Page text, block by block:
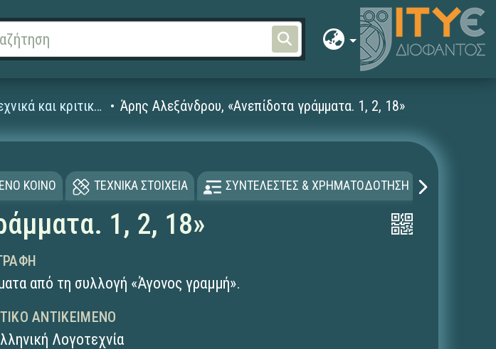
Λογοτεχνικά και κριτικά κείμενα Άρης Αλεξάνδρου, «Ανεπίδοτα γράμματα. 1, 2, 18»
ΚΟΙΝΟ ΤΕΧΝΙΚΑ ΣΤΟΙΧΕΙΑ ΣΥΝΤΕΛΕΣΤΕΣ & ΧΡΗΜΑΤΟΔΟΤΗΣΗ
1, 2, 18»
από τη συλλογή «Άγονος γραμμή».
ΑΝΤΙΚΕΊΜΕΝΟ
Λογοτεχνία